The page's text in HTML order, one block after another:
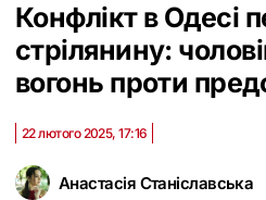
Конфлікт в Одесі
стрілянину:
вогонь проти
Анастасія Станіславська
22 лютого 2025, 17:16